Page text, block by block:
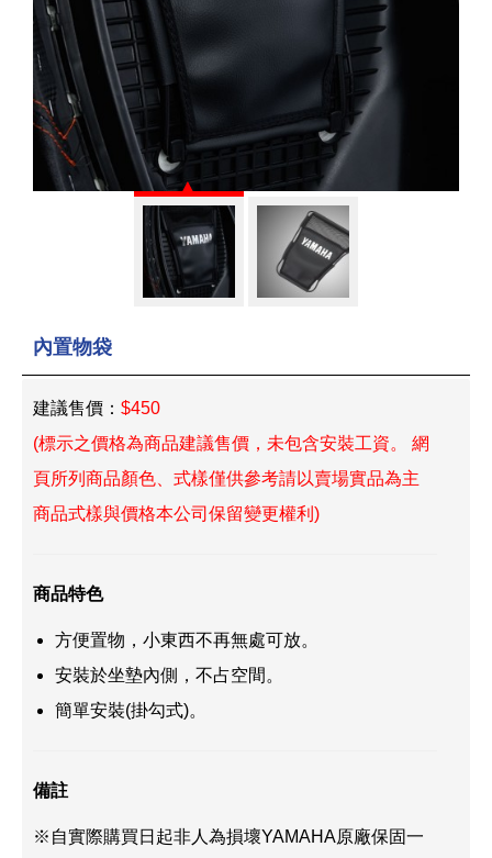
內置物袋
建議售價： $450
(標示之價格為商品建議售價，未包含安裝工資。 網
頁所列商品顏色、式樣僅供參考請以賣場實品為主
商品式樣與價格本公司保留變更權利)
商品特色
方便置物，小東西不再無處可放。
安裝於坐墊內側，不占空間。
簡單安裝(掛勾式)。
備註
※自實際購買日起非人為損壞YAMAHA原廠保固一